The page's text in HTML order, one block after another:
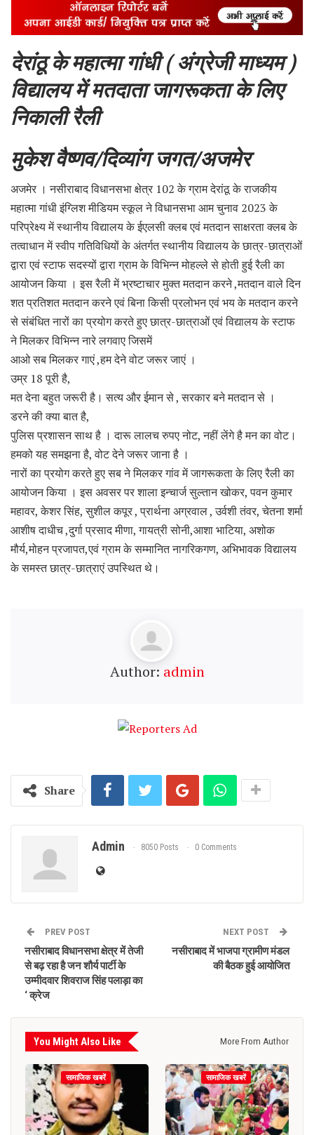
देरांठू के महात्मा गांधी ( अंग्रेजी माध्यम )
विद्यालय में मतदाता जागरूकता के लिए
निकाली रैली
मुकेश वैष्णव/दिव्यांग जगत/अजमेर
अजमेर । नसीराबाद विधानसभा क्षेत्र 102 के ग्राम देरांठू के राजकीय
महात्मा गांधी इंग्लिश मीडियम स्कूल ने विधानसभा आम चुनाव 2023 के
परिप्रेक्ष्य में स्थानीय विद्यालय के ईएलसी क्लब एवं मतदान साक्षरता क्लब के
तत्वाधान में स्वीप गतिविधियों के अंतर्गत स्थानीय विद्यालय के छात्र-छात्राओं
द्वारा एवं स्टाफ सदस्यों द्वारा ग्राम के विभिन्न मोहल्ले से होती हुई रैली का
आयोजन किया । इस रैली में भ्रष्टाचार मुक्त मतदान करने ,मतदान वाले दिन
शत प्रतिशत मतदान करने एवं बिना किसी प्रलोभन एवं भय के मतदान करने
से संबंधित नारों का प्रयोग करते हुए छात्र-छात्राओं एवं विद्यालय के स्टाफ
ने मिलकर विभिन्न नारे लगवाए जिसमें
आओ सब मिलकर गाएं ,हम देने वोट जरूर जाएं ।
उम्र 18 पूरी है,
मत देना बहुत जरूरी है। सत्य और ईमान से , सरकार बने मतदान से ।
डरने की क्या बात है,
पुलिस प्रशासन साथ है । दारू लालच रुपए नोट, नहीं लेंगे है मन का वोट।
हमको यह समझना है, वोट देने जरूर जाना है ।
नारों का प्रयोग करते हुए सब ने मिलकर गांव में जागरूकता के लिए रैली का
आयोजन किया । इस अवसर पर शाला इन्चार्ज सुल्तान खोकर, पवन कुमार
महावर, केशर सिंह, सुशील‌ कपूर , प्रार्थना अग्रवाल , उर्वशी तंवर, चेतना शर्मा
आशीष दाधीच ,दुर्गा प्रसाद मीणा, गायत्री सोनी,आशा भाटिया, अशोक
मौर्य,मोहन प्रजापत,एवं ग्राम के सम्मानित नागरिकगण, अभिभावक विद्यालय
के समस्त छात्र-छात्राएं उपस्थित थे।
Author: admin
Share
Admin 8050 Posts 0 Comments
PREV POST
नसीराबाद विधानसभा क्षेत्र में तेजी
से बढ़ रहा है जन शौर्य पार्टी के
उम्मीदवार शिवराज सिंह पलाड़ा का
‘ क्रेज
NEXT POST
नसीराबाद में भाजपा ग्रामीण मंडल
की बैठक हुई आयोजित
You Might Also Like More From Author
सामाजिक खबरें सामाजिक खबरें